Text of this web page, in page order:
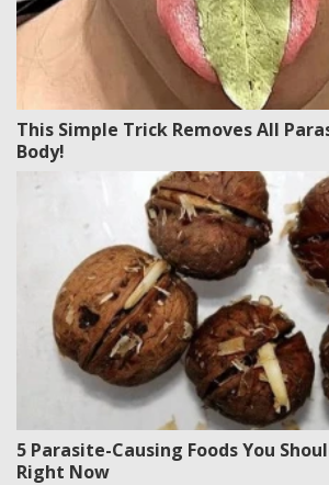
This Simple Trick Removes All
Body!
5 Parasite-Causing Foods You
Right Now